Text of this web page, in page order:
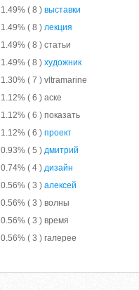
1.49% ( 8 ) выставки
1.49% ( 8 ) лекция
1.49% ( 8 ) статьи
1.49% ( 8 ) художник
1.30% ( 7 ) vltramarine
1.12% ( 6 ) аске
1.12% ( 6 ) показать
1.12% ( 6 ) проект
0.93% ( 5 ) дмитрий
0.74% ( 4 ) дизайн
0.56% ( 3 ) алексей
0.56% ( 3 ) волны
0.56% ( 3 ) время
0.56% ( 3 ) галерее